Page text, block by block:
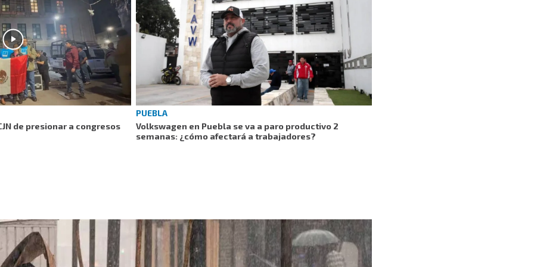
de presionar a congresos
PUEBLA
Volkswagen en Puebla se va a paro productivo 2
semanas: ¿cómo afectará a trabajadores?